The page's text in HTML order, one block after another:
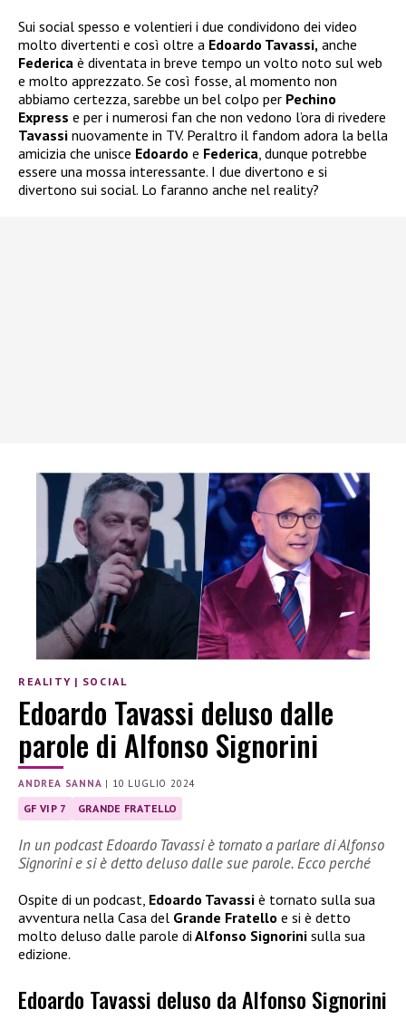
Sui social spesso e volentieri i due condividono dei video
molto divertenti e così oltre a Edoardo Tavassi, anche
Federica è diventata in breve tempo un volto noto sul web
e molto apprezzato. Se così fosse, al momento non
abbiamo certezza, sarebbe un bel colpo per Pechino
Express e per i numerosi fan che non vedono l’ora di rivedere
Tavassi nuovamente in TV. Peraltro il fandom adora la bella
amicizia che unisce Edoardo e Federica , dunque potrebbe
essere una mossa interessante. I due divertono e si
divertono sui social. Lo faranno anche nel reality?
REALITY | SOCIAL
Edoardo Tavassi deluso dalle
parole di Alfonso Signorini
ANDREA SANNA | 10 LUGLIO 2024
GF VIP 7 GRANDE FRATELLO
In un podcast Edoardo Tavassi è tornato a parlare di Alfonso
Signorini e si è detto deluso dalle sue parole. Ecco perché
Ospite di un podcast, Edoardo Tavassi è tornato sulla sua
avventura nella Casa del Grande Fratello e si è detto
molto deluso dalle parole di Alfonso Signorini sulla sua
edizione.
Edoardo Tavassi deluso da Alfonso Signorini